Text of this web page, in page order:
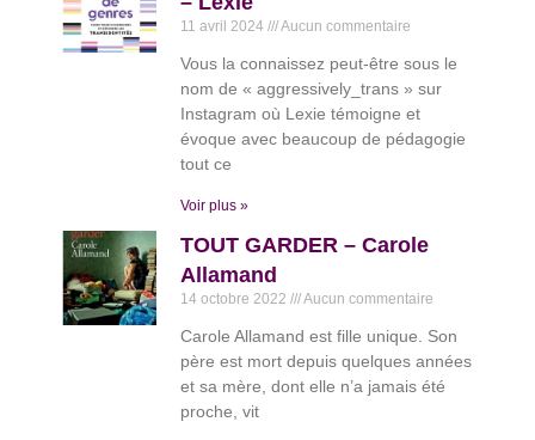
11 avril 2024 Aucun commentaire
Vous la connaissez peut-être sous le
nom de « aggressively_trans » sur
Instagram où Lexie témoigne et
évoque avec beaucoup de pédagogie
tout ce
Voir plus »
TOUT GARDER – Carole
Allamand
14 octobre 2022 Aucun commentaire
Carole Allamand est fille unique. Son
père est mort depuis quelques années
et sa mère, dont elle n’a jamais été
proche, vit